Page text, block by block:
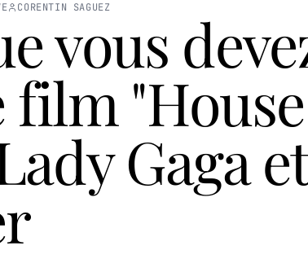
CORENTIN SAGUEZ
vous
film
Gaga